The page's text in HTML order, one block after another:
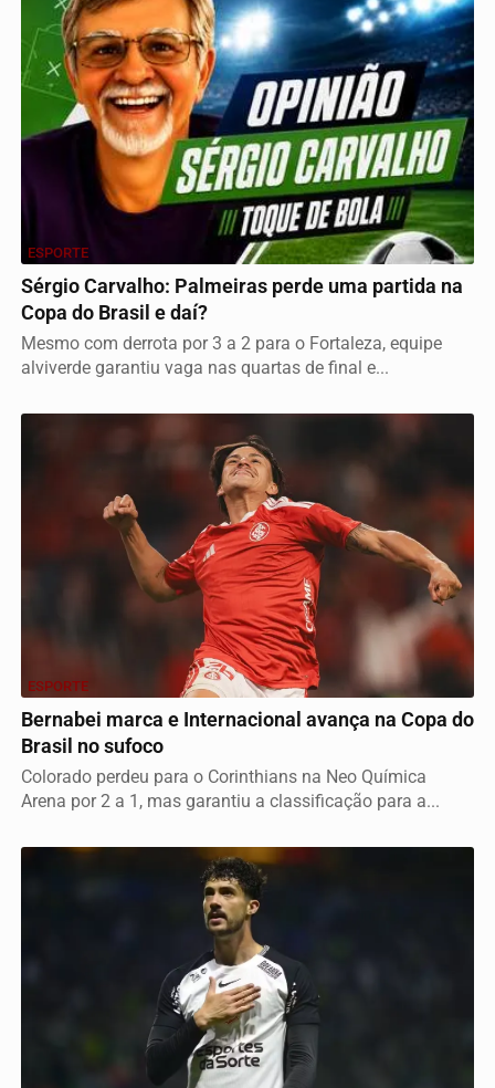
ESPORTE
Sérgio Carvalho: Palmeiras perde uma partida na
Copa do Brasil e daí?
Mesmo com derrota por 3 a 2 para o Fortaleza, equipe
alviverde garantiu vaga nas quartas de final e...
ESPORTE
Bernabei marca e Internacional avança na Copa do
Brasil no sufoco
Colorado perdeu para o Corinthians na Neo Química
Arena por 2 a 1, mas garantiu a classificação para a...